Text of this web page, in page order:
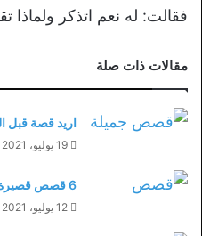
فقالت: له نعم اتذكر ولماذا
مقالات ذات صلة
اريد قصة قبل
19 يوليو، 2021
6 قصص قصيرة مؤثرة عالمية عن مصاعب الحياة
12 يوليو، 2021